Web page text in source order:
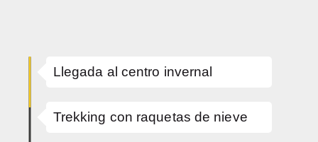
Llegada al centro invernal
Trekking con raquetas de nieve